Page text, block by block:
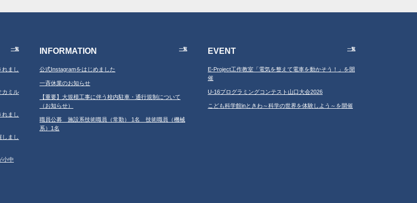
一覧
れまし
カミル
れまし
しまし
小中
INFORMATION 一覧
公式Instagramをはじめました
一斉休業のお知らせ
【重要】大規模工事に伴う校内駐車・通行規制について
（お知らせ）
職員公募 施設系技術職員（常勤） 1名 技術職員（機械
系）1名
EVENT 一覧
E-Project工作教室「電気を整えて電車を動かそう！」を開
催
U-16プログラミングコンテスト山口大会2026
こども科学館inときわ～科学の世界を体験しよう～を開催